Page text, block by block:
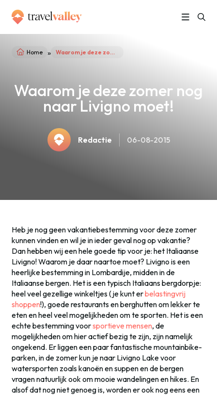
Home » Waarom je deze zomer nog naar Livigno moet!
Waarom je deze zomer nog
naar Livigno moet!
Redactie 06-08-2015
Heb je nog geen vakantiebestemming voor deze zomer
kunnen vinden en wil je in ieder geval nog op vakantie?
Dan hebben wij een hele goede tip voor je: het Italiaanse
Livigno! Waarom je daar naartoe moet? Livigno is een
heerlijke bestemming in Lombardije, midden in de
Italiaanse bergen. Het is een typisch Italiaans bergdorpje:
heel veel gezellige winkeltjes (je kunt erbelastingvrij
shoppen!), goede restaurants en berghutten om lekker te
eten en heel veel mogelijkheden om te sporten. Het is een
echte bestemming voorsportieve mensen, de
mogelijkheden om hier actief bezig te zijn, zijn namelijk
ongekend. Er liggen een paar fantastische mountainbike-
parken, in de zomer kun je naar Livigno Lake voor
watersporten zoals kanoën en suppen en de bergen
vragen natuurlijk ook om mooie wandelingen en hikes. En
alsof dat nog niet genoeg is, worden er ook nog eens een